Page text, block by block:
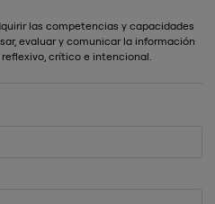
las competencias y capacidades
evaluar y comunicar la información
crítico e intencional.